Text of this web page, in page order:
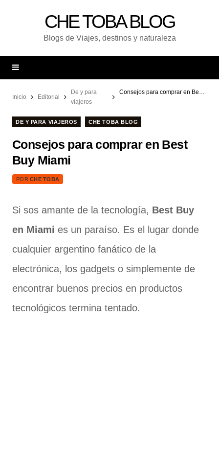
CHE TOBA BLOG
Blogs de Viajes, destinos y naturaleza
Inicio Editorial
De y para
viajeros
Consejos para comprar en Best Buy Miami
DE Y PARA VIAJEROS CHE TOBA BLOG
Consejos para comprar en Best
Buy Miami
POR CHE TOBA
Si sos amante de la tecnología, Best Buy
en Miami es un paraíso. Es el lugar donde
cualquier argentino fanático de la
electrónica, los gadgets o simplemente de
encontrar buenos precios en productos
tecnológicos termina tentado.